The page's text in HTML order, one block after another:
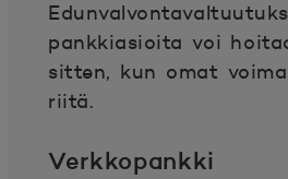
E
pankkiasioita voi
sitten, kun omat
riitä.
Verkkopankki